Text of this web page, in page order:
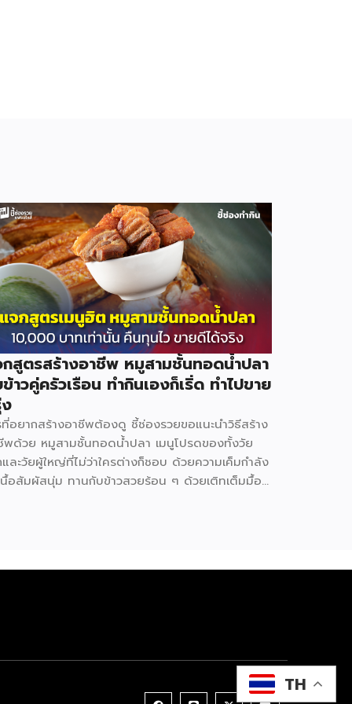
สูตรสร้างอาชีพ หมูสามชั้นทอดน้ำปลา
าวคู่ครัวเรือน ทำกินเองก็เริ่ด ทำไปขาย
ที่อยากสร้างอาชีพต้องดู ชี้ช่องรวยขอแนะนำวิธีสร้าง
พด้วย หมูสามชั้นทอดน้ำปลา เมนูโปรดของทั้งวัย
และวัยผู้ใหญ่ที่ไม่ว่าใครต่างก็ชอบ ด้วยความเค็มกำลัง
อสัมผัสนุ่ม ทานกับข้าวสวยร้อน ๆ ด้วยเติทเต็มมื้อ
ามเปียก 300 ก. 45 บาท น้ำตาลทราย 3 กก. 69
TH